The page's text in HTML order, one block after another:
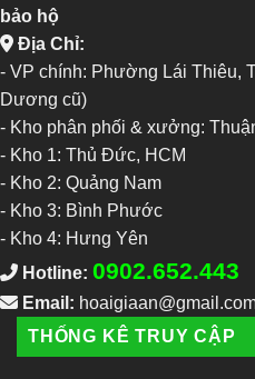
bảo hộ
Địa Chỉ:
- VP chính: Phường Lái Thiêu,
Dương cũ)
- Kho phân phối & xưởng:
- Kho 1: Thủ Đức, HCM
- Kho 2: Quảng Nam
- Kho 3: Bình Phước
- Kho 4: Hưng Yên
Hotline: 0902.652.443
Email:
THỐNG KÊ TRUY CẬP